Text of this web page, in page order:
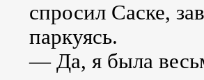
спросил Саске,
паркуясь.
— Да, я была